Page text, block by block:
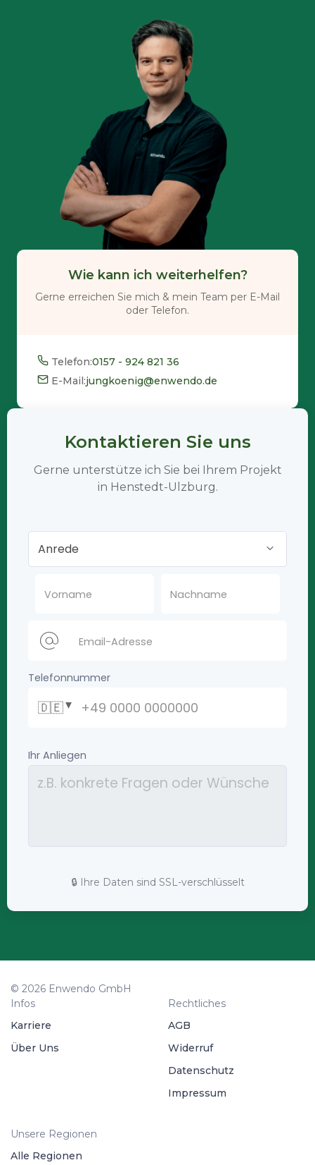
Wie kann ich weiterhelfen?
Gerne erreichen Sie mich & mein Team per E-Mail
oder Telefon.
Telefon:0157 - 924 821 36
E-Mail:jungkoenig@enwendo.de
Kontaktieren Sie uns
Gerne unterstütze ich Sie bei Ihrem Projekt
in Henstedt-Ulzburg.
🔒 Ihre Daten sind SSL-verschlüsselt
© 2026 Enwendo GmbH
Infos
Karriere
Über Uns
Rechtliches
AGB
Widerruf
Datenschutz
Impressum
Unsere Regionen
Alle Regionen